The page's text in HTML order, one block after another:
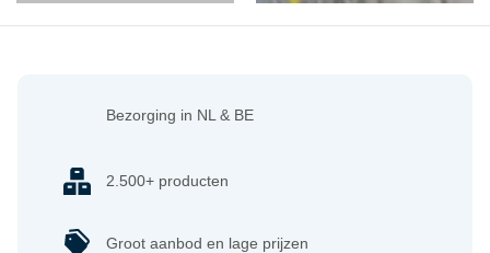
Bezorging in NL & BE
2.500+ producten
Groot aanbod en lage prijzen